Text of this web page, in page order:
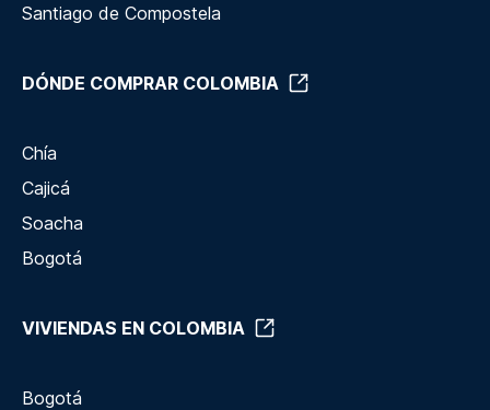
Santiago de Compostela
DÓNDE COMPRAR COLOMBIA
Chía
Cajicá
Soacha
Bogotá
VIVIENDAS EN COLOMBIA
Bogotá